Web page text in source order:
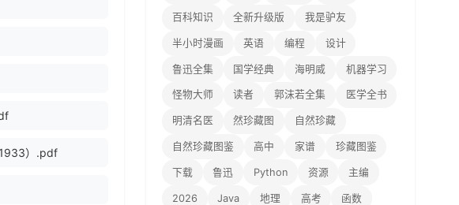
）.pdf
百科知识 全新升级版 我是驴友
半小时漫画 英语 编程 设计
鲁迅全集 国学经典 海明威 机器学习
怪物大师 读者 郭沫若全集 医学全书
明清名医 然珍藏图 自然珍藏
自然珍藏图鉴 高中 家谱 珍藏图鉴
下载 鲁迅 Python 资源 主编
2026 Java 地理 高考 函数